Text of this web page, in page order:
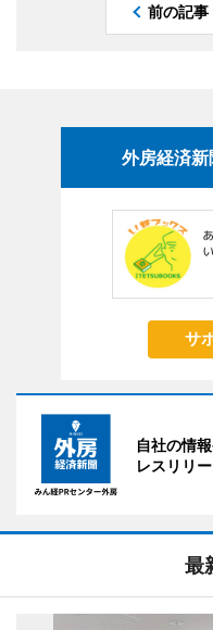
前の記事
外房経済
サ
自社の情
レスリリ
最